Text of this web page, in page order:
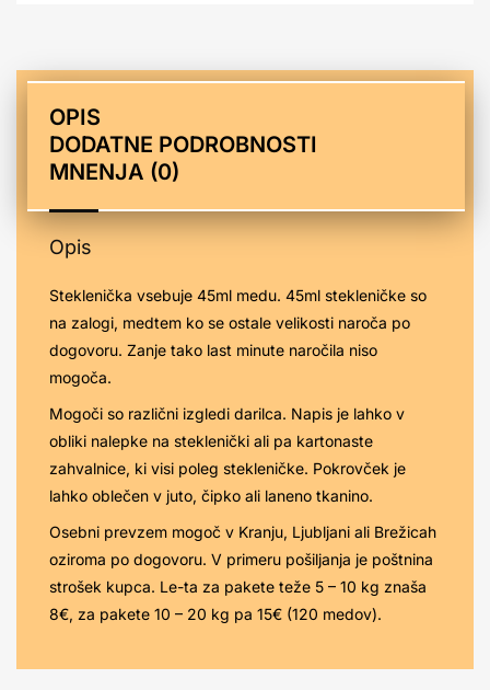
OPIS
DODATNE PODROBNOSTI
MNENJA (0)
Opis
Steklenička vsebuje 45ml medu. 45ml stekleničke so
na zalogi, medtem ko se ostale velikosti naroča po
dogovoru. Zanje tako last minute naročila niso
mogoča.
Mogoči so različni izgledi darilca. Napis je lahko v
obliki nalepke na steklenički ali pa kartonaste
zahvalnice, ki visi poleg stekleničke. Pokrovček je
lahko oblečen v juto, čipko ali laneno tkanino.
Osebni prevzem mogoč v Kranju, Ljubljani ali Brežicah
oziroma po dogovoru. V primeru pošiljanja je poštnina
strošek kupca. Le-ta za pakete teže 5 – 10 kg znaša
8€, za pakete 10 – 20 kg pa 15€ (120 medov).